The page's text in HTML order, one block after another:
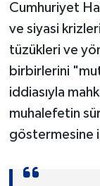
Cumhuriyet
ve siyasi
tüzükleri ve
birbirlerini
iddiasıyla
muhalefetin
göstermesine